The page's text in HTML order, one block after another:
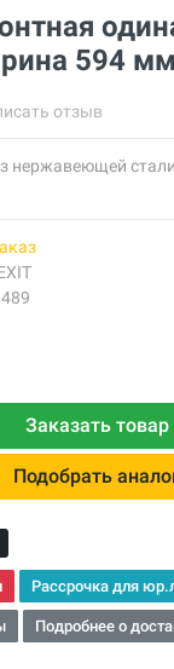
594 мм
отзыв
нержавеющей
Заказать товар
Подобрать
Рассрочка для
Подробнее о